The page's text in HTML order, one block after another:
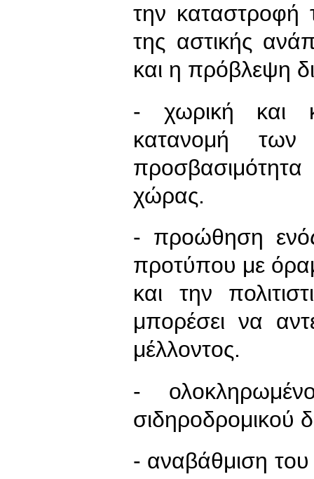
την
της αστικής
και η πρόβλεψη
- χωρική και
κατανομή
χώρας.
- προώθηση ενός
προτύπου με
και την
μπορέσει να
μέλλοντος.
-
σιδηροδρομικού
- αναβάθμιση